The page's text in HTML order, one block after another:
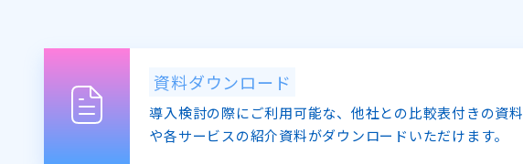
資料ダウンロード
導入検討の際にご利用可能な、他社との比較表付きの資料
や各サービスの紹介資料がダウンロードいただけます。